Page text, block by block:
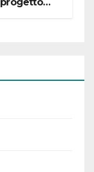
progetto